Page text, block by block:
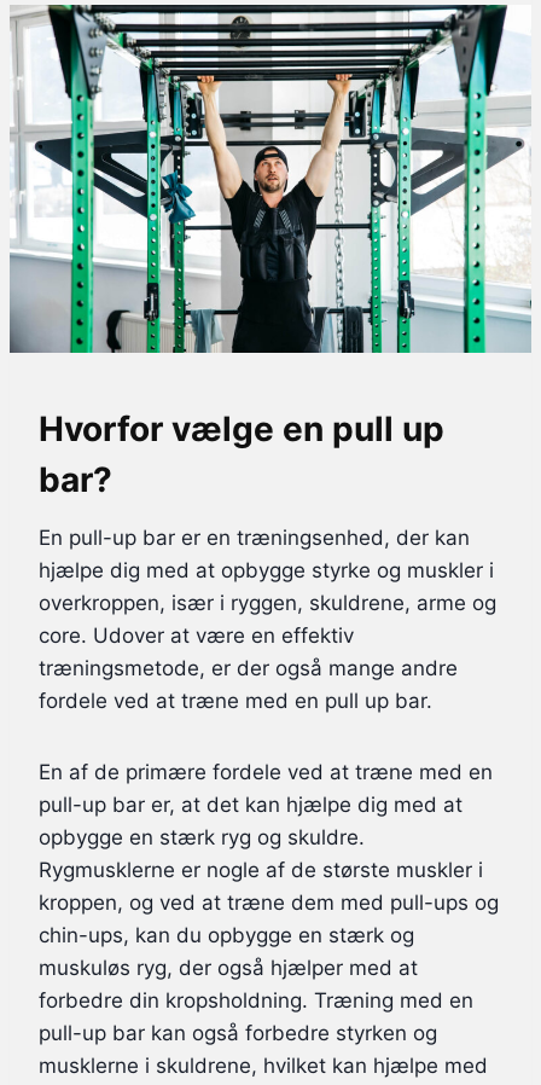
Hvorfor vælge en pull up
bar?
En pull-up bar er en træningsenhed, der kan
hjælpe dig med at opbygge styrke og muskler i
overkroppen, især i ryggen, skuldrene, arme og
core. Udover at være en effektiv
træningsmetode, er der også mange andre
fordele ved at træne med en pull up bar.
En af de primære fordele ved at træne med en
pull-up bar er, at det kan hjælpe dig med at
opbygge en stærk ryg og skuldre.
Rygmusklerne er nogle af de største muskler i
kroppen, og ved at træne dem med pull-ups og
chin-ups, kan du opbygge en stærk og
muskuløs ryg, der også hjælper med at
forbedre din kropsholdning. Træning med en
pull-up bar kan også forbedre styrken og
musklerne i skuldrene, hvilket kan hjælpe med